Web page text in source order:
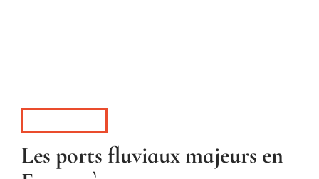
Les ports fluviaux majeurs en